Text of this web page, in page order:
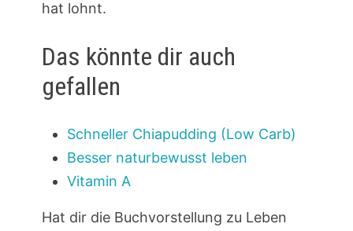
hat lohnt.
Das könnte dir auch
gefallen
Schneller Chiapudding (Low Carb)
Besser naturbewusst leben
Vitamin A
Hat dir die Buchvorstellung zu Leben